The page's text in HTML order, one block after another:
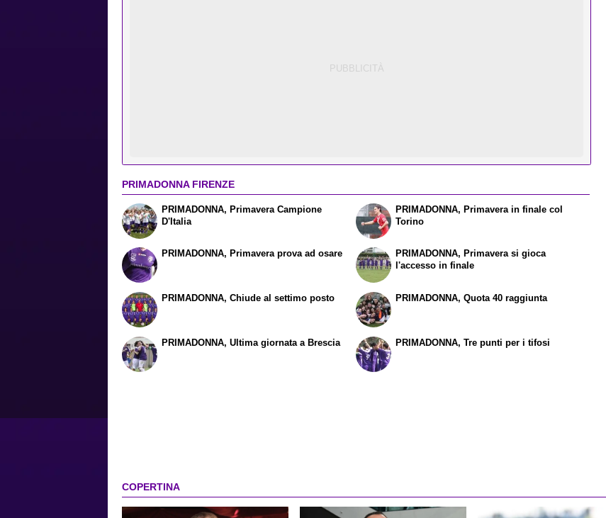
PRIMADONNA FIRENZE
PRIMADONNA, Primavera Campione
D'Italia
PRIMADONNA, Primavera prova ad osare
PRIMADONNA, Primavera in finale col
Torino
PRIMADONNA, Primavera si gioca
l'accesso in finale
PRIMADONNA, Chiude al settimo posto
PRIMADONNA, Ultima giornata a Brescia
PRIMADONNA, Quota 40 raggiunta
PRIMADONNA, Tre punti per i tifosi
COPERTINA